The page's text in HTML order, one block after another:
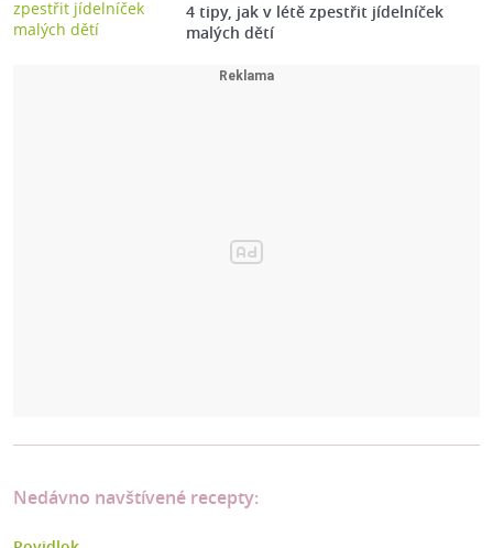
4 tipy, jak v létě zpestřit jídelníček
malých dětí
Nedávno navštívené recepty: